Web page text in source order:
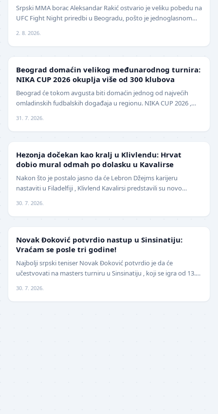
Srpski MMA borac Aleksandar Rakić ostvario je veliku pobedu na
UFC Fight Night priredbi u Beogradu, pošto je jednoglasnom
2. 8. 2026.
Beograd domaćin velikog međunarodnog turnira:
NIKA CUP 2026 okuplja više od 300 klubova
Beograd će tokom avgusta biti domaćin jednog od najvećih
omladinskih fudbalskih događaja u regionu. NIKA CUP 2026 ,
31. 7. 2026.
Hezonja dočekan kao kralj u Klivlendu: Hrvat
dobio mural odmah po dolasku u Kavalirse
Nakon što je postalo jasno da će Lebron Džejms karijeru
nastaviti u Filadelfiji , Klivlend Kavalirsi predstavili su novo
30. 7. 2026.
Novak Đoković potvrdio nastup u Sinsinatiju:
Vraćam se posle tri godine!
Najbolji srpski teniser Novak Đoković potvrdio je da će
učestvovati na masters turniru u Sinsinatiju , koji se igra od 13.
30. 7. 2026.